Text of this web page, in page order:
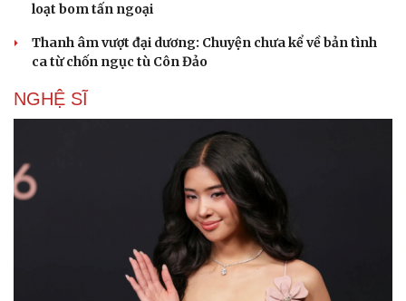
loạt bom tấn ngoại
Thanh âm vượt đại dương: Chuyện chưa kể về bản tình
ca từ chốn ngục tù Côn Đảo
NGHỆ SĨ